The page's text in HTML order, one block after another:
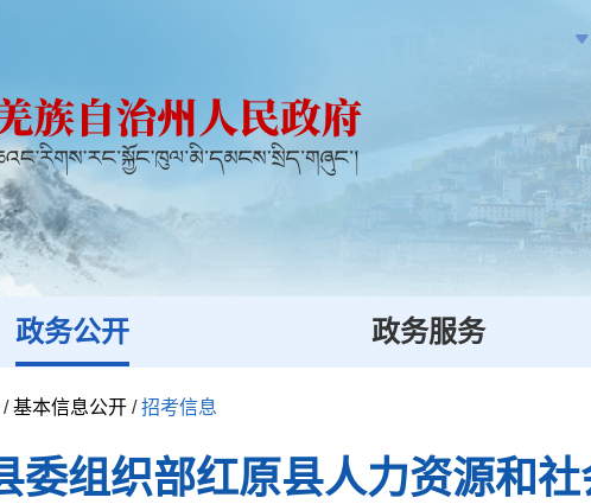
政务公开 政务服务
/基本信息公开 /招考信息
委组织部红原县人力资源和